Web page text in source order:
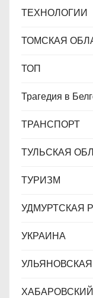
ТЕХНОЛОГИИ
ТОМСКАЯ
ТОП
Трагедия в
ТРАНСПОРТ
ТУЛЬСКАЯ
ТУРИЗМ
УДМУРТСКАЯ
УКРАИНА